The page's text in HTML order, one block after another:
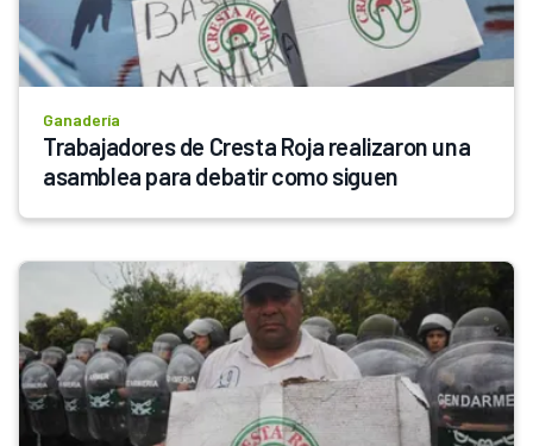
Ganadería
Trabajadores de Cresta Roja realizaron una
asamblea para debatir como siguen